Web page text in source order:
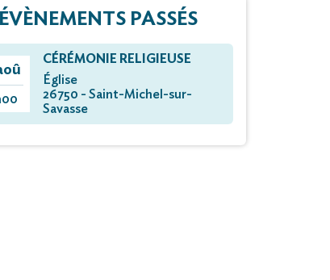
ÉVÈNEMENTS PASSÉS
CÉRÉMONIE RELIGIEUSE
Église
26750 - Saint-Michel-sur-
Savasse